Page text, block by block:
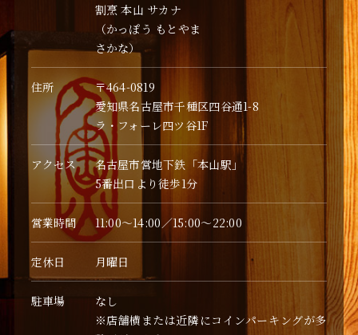
割烹 本山 サカナ
（かっぽう もとやま
さかな）
住所
〒464-0819
愛知県名古屋市千種区四谷通1-8
ラ・フォーレ四ツ谷1F
アクセス
名古屋市営地下鉄「本山駅」
5番出口より徒歩1分
営業時間 11:00〜14:00／15:00〜22:00
定休日 月曜日
駐車場
なし
※店舗横または近隣にコインパーキングが多